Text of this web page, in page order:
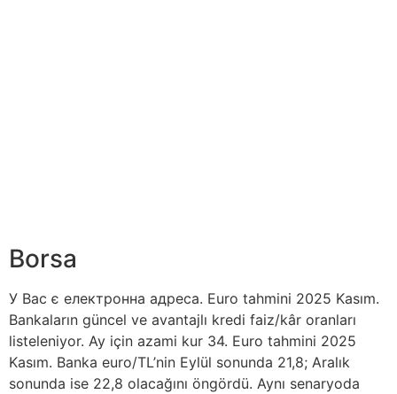
Borsa
У Вас є електронна адреса. Euro tahmini 2025 Kasım.
Bankaların güncel ve avantajlı kredi faiz/kâr oranları
listeleniyor. Ay için azami kur 34. Euro tahmini 2025
Kasım. Banka euro/TL’nin Eylül sonunda 21,8; Aralık
sonunda ise 22,8 olacağını öngördü. Aynı senaryoda